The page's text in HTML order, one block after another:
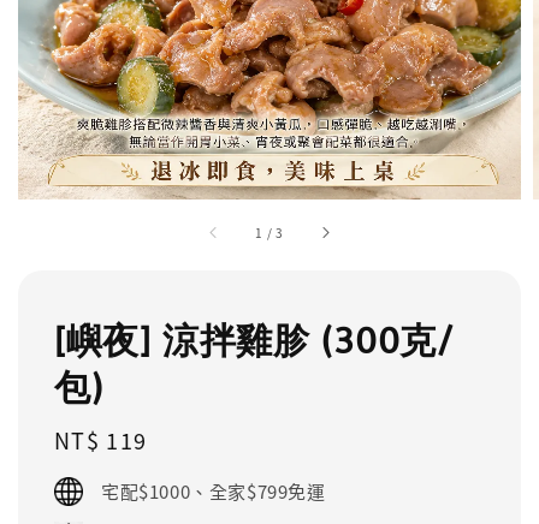
1 /3
[嶼夜] 涼拌雞胗 (300克/
包)
Regular
price
NT$ 119
宅配$1000、全家$799免運